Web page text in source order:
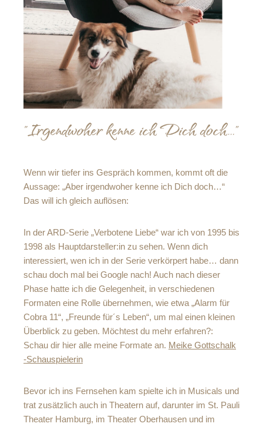
Wenn wir tiefer ins Gespräch kommen, kommt oft die
Aussage: „Aber irgendwoher kenne ich Dich doch…“
Das will ich gleich auflösen:
In der ARD-Serie „Verbotene Liebe“ war ich von 1995 bis
1998 als Hauptdarsteller:in zu sehen. Wenn dich
interessiert, wen ich in der Serie verkörpert habe… dann
schau doch mal bei Google nach! Auch nach dieser
Phase hatte ich die Gelegenheit, in verschiedenen
Formaten eine Rolle übernehmen, wie etwa „Alarm für
Cobra 11“, „Freunde für´s Leben“, um mal einen kleinen
Überblick zu geben. Möchtest du mehr erfahren?:
Schau dir hier alle meine Formate an. Meike Gottschalk
-Schauspielerin
Bevor ich ins Fernsehen kam spielte ich in Musicals und
trat zusätzlich auch in Theatern auf, darunter im St. Pauli
Theater Hamburg, im Theater Oberhausen und im